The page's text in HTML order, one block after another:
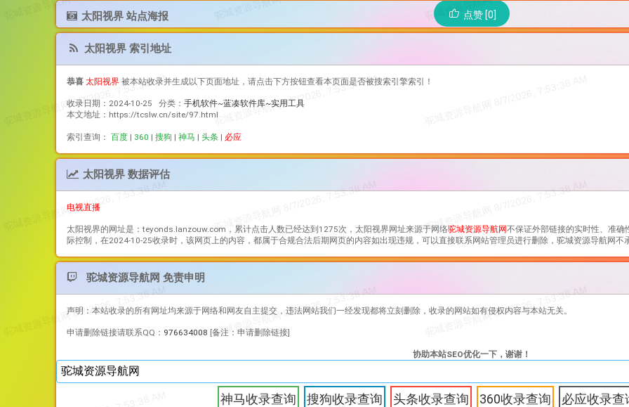
太阳视界 站点海报 点赞 [0]
太阳视界 索引地址
恭喜 太阳视界 被本站收录并生成以下页面地址，请点击下方按钮查看本页面是否被搜索引擎索引！
收录日期：2024-10-25 分类： 手机软件~蓝凑软件库~实用工具
本文地址：https://tcslw.cn/site/97.html
索引查询： 百度 | 360 | 搜狗 | 神马 | 头条 | 必应
太阳视界 数据评估
电视直播
太阳视界的网址是：teyonds.lanzouw.com，累计点击人数已经达到1275次， 太阳视界 网址来源于网络驼城资源导航网不保证外部链接的实时性、准确
际控制，在2024-10-25收录时，该网页上的内容，都属于合规合法后期网页的内容如出现违规，可以直接联系网站管理员进行删除，驼城资源导航网不
驼城资源导航网 免责申明
声明：本站收录的所有网址均来源于网络和网友自主提交，违法网站我们一经发现都将立刻删除，收录的网站如有侵权内容与本站无关。
申请删除链接请联系QQ： 976634008 [备注：申请删除链接]
协助本站SEO优化一下，谢谢！
神马收录查询 搜狗收录查询 头条收录查询 360收录查询 必应收录查